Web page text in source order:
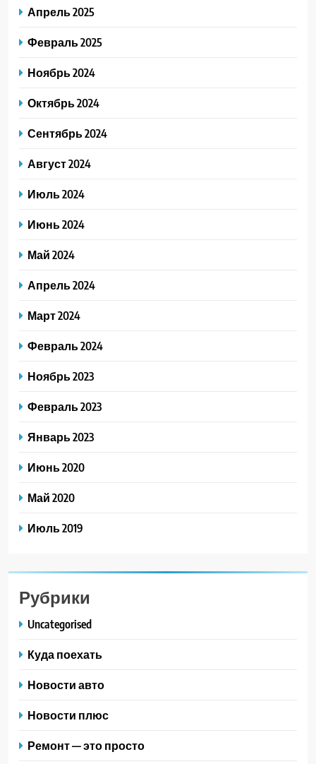
Апрель 2025
Февраль 2025
Ноябрь 2024
Октябрь 2024
Сентябрь 2024
Август 2024
Июль 2024
Июнь 2024
Май 2024
Апрель 2024
Март 2024
Февраль 2024
Ноябрь 2023
Февраль 2023
Январь 2023
Июнь 2020
Май 2020
Июль 2019
Рубрики
Uncategorised
Куда поехать
Новости авто
Новости плюс
Ремонт — это просто